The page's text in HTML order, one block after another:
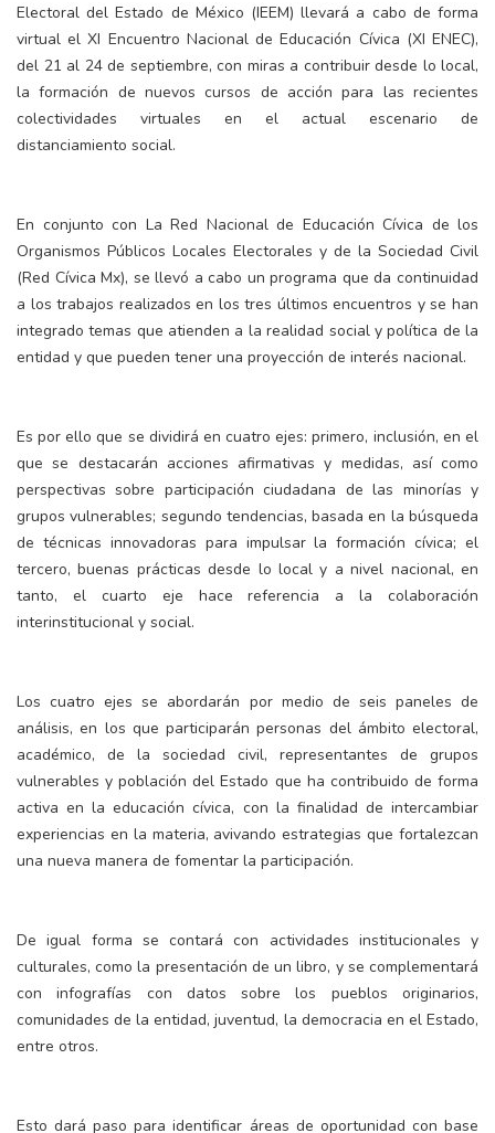
Electoral del Estado de México (IEEM) llevará a cabo de forma
virtual el XI Encuentro Nacional de Educación Cívica (XI ENEC),
del 21 al 24 de septiembre, con miras a contribuir desde lo local,
la formación de nuevos cursos de acción para las recientes
colectividades virtuales en el actual escenario de
distanciamiento social.
En conjunto con La Red Nacional de Educación Cívica de los
Organismos Públicos Locales Electorales y de la Sociedad Civil
(Red Cívica Mx), se llevó a cabo un programa que da continuidad
a los trabajos realizados en los tres últimos encuentros y se han
integrado temas que atienden a la realidad social y política de la
entidad y que pueden tener una proyección de interés nacional.
Es por ello que se dividirá en cuatro ejes: primero, inclusión, en el
que se destacarán acciones afirmativas y medidas, así como
perspectivas sobre participación ciudadana de las minorías y
grupos vulnerables; segundo tendencias, basada en la búsqueda
de técnicas innovadoras para impulsar la formación cívica; el
tercero, buenas prácticas desde lo local y a nivel nacional, en
tanto, el cuarto eje hace referencia a la colaboración
interinstitucional y social.
Los cuatro ejes se abordarán por medio de seis paneles de
análisis, en los que participarán personas del ámbito electoral,
académico, de la sociedad civil, representantes de grupos
vulnerables y población del Estado que ha contribuido de forma
activa en la educación cívica, con la finalidad de intercambiar
experiencias en la materia, avivando estrategias que fortalezcan
una nueva manera de fomentar la participación.
De igual forma se contará con actividades institucionales y
culturales, como la presentación de un libro, y se complementará
con infografías con datos sobre los pueblos originarios,
comunidades de la entidad, juventud, la democracia en el Estado,
entre otros.
Esto dará paso para identificar áreas de oportunidad con base